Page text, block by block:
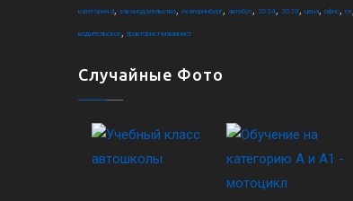
категория d законодательство екатеринбург автобус 2024 2023 цена офис ce
водительское тракторист-машинист
Случайные Фото